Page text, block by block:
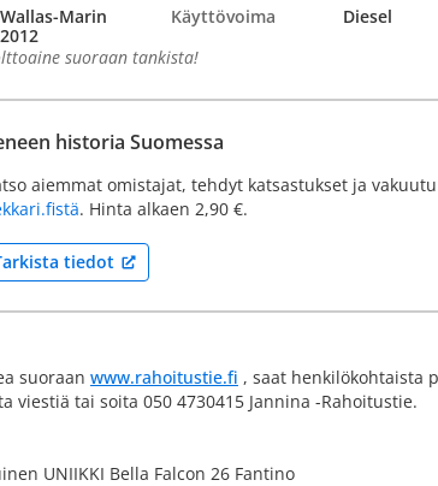
Wallas-Marin Käyttövoima
Diesel
2012
suoraan tankista!
historia Suomessa
aiemmat omistajat, tehdyt katsastukset ja
. Hinta alkaen 2,90 €.
tiedot
suoraan www.rahoitustie.fi , saat henkilökohtaista
viestiä tai soita 050 4730415 Jannina -Rahoitustie.
UNIIKKI Bella Falcon 26 Fantino